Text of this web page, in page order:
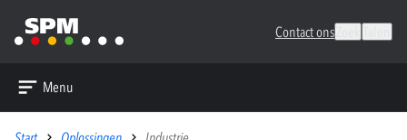
Contact ons
Menu